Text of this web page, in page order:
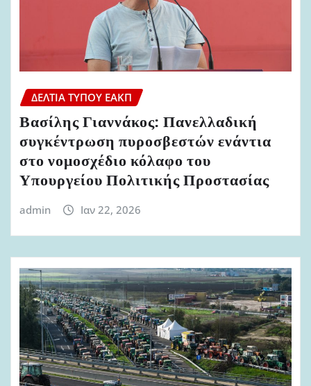
ΔΕΛΤΊΑ ΤΎΠΟΥ ΕΑΚΠ
Βασίλης Γιαννάκος: Πανελλαδική
συγκέντρωση πυροσβεστών ενάντια
στο νομοσχέδιο κόλαφο του
Υπουργείου Πολιτικής Προστασίας
admin Ιαν 22, 2026